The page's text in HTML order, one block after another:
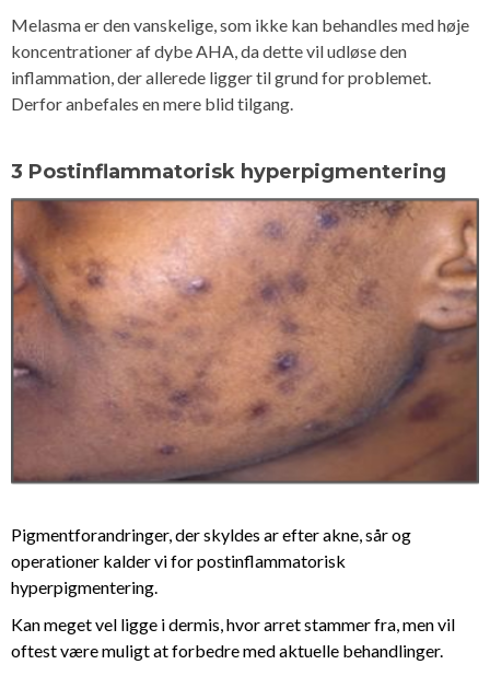
Melasma er den vanskelige, som ikke kan behandles med høje
koncentrationer af dybe AHA, da dette vil udløse den
inflammation, der allerede ligger til grund for problemet.
Derfor anbefales en mere blid tilgang.
3 Postinflammatorisk hyperpigmentering
Pigmentforandringer, der skyldes ar efter akne, sår og
operationer kalder vi for postinflammatorisk
hyperpigmentering.
Kan meget vel ligge i dermis, hvor arret stammer fra, men vil
oftest være muligt at forbedre med aktuelle behandlinger.